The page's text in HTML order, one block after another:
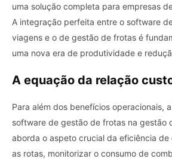
uma solução completa para empresas
A integração perfeita entre o software
viagens e o de gestão de frotas é
uma nova era de produtividade e
A equação da relação
Para além dos benefícios operacionais,
software de gestão de frotas na gestão
aborda o aspeto crucial da eficiência de
as rotas, monitorizar o consumo de